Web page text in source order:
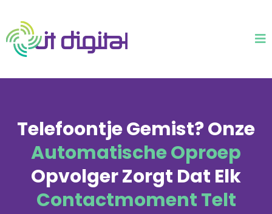
Telefoontje Gemist? Onze
Automatische Oproep
Opvolger Zorgt Dat Elk
Contactmoment Telt